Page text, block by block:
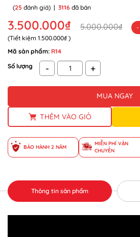
(25 đánh giá) | 3116 đã bán
3.500.000₫ 5.000.000₫
-
(Tiết kiệm 1.500.000₫ )
Mã sản phẩm: R14
Số lượng
- +
MUA NGAY
THÊM VÀO GIỎ
BẢO HÀNH 2 NĂM
MIỄN PHÍ VẬN
CHUYỂN
Thông tin sản phẩm